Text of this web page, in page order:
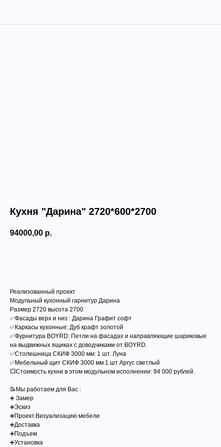
Кухня "Дарина" 2720*600*2700
94000,00 р.
Реализованный проект
Модульный кухонный гарнитур Дарина
Размер 2720 высота 2700
✅Фасады верх и низ : Дарина Графит софт
✅Каркасы кухонные: Дуб крафт золотой
✅Фурнитура BOYRD: Петли на фасадах и направляющие шариковые
на выдвижных ящиках с доводчиками от BOYRD.
✅Столешница СКИФ 3000 мм: 1 шт. Луна
✅Мебельный щит СКИФ 3000 мм:1 шт Аргус светлый
💥Стоимость кухни в этом модульном исполнении: 94 000 рублей.
📝Мы работаем для Вас :
➕ Замер
➕Эскиз
➕Проект.Визуализацию мебели
➕Доставка
➕Подъем
➕Установка